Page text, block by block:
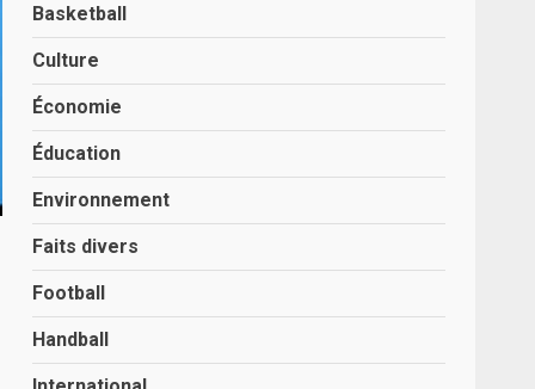
Basketball
Culture
Économie
Éducation
Environnement
Faits divers
Football
Handball